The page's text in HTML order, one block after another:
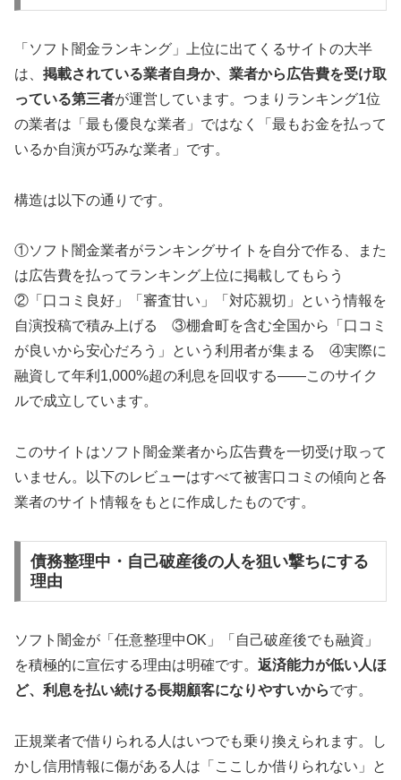
「ソフト闇金ランキング」上位に出てくるサイトの大半
は、 掲載されている業者自身か、業者から広告費を受け取
っている第三者が運営しています。つまりランキング1位
の業者は「最も優良な業者」ではなく「最もお金を払って
いるか自演が巧みな業者」です。
構造は以下の通りです。
①ソフト闇金業者がランキングサイトを自分で作る、また
は広告費を払ってランキング上位に掲載してもらう
②「口コミ良好」「審査甘い」「対応親切」という情報を
自演投稿で積み上げる ③棚倉町を含む全国から「口コミ
が良いから安心だろう」という利用者が集まる ④実際に
融資して年利1,000%超の利息を回収する——このサイク
ルで成立しています。
このサイトはソフト闇金業者から広告費を一切受け取って
いません。以下のレビューはすべて被害口コミの傾向と各
業者のサイト情報をもとに作成したものです。
債務整理中・自己破産後の人を狙い撃ちにする
理由
ソフト闇金が「任意整理中OK」「自己破産後でも融資」
を積極的に宣伝する理由は明確です。 返済能力が低い人ほ
ど、利息を払い続ける長期顧客になりやすいからです。
正規業者で借りられる人はいつでも乗り換えられます。し
かし信用情報に傷がある人は「ここしか借りられない」と